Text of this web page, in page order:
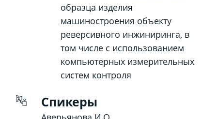
образца изделия
машиностроения объекту
реверсивного инжиниринга, в
том числе с использованием
компьютерных измерительных
систем контроля
Спикеры